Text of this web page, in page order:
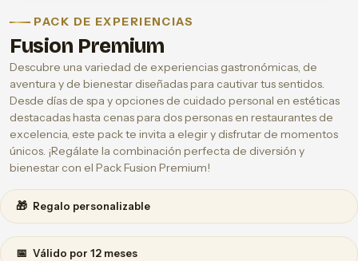
PACK DE EXPERIENCIAS
Fusion Premium
Descubre una variedad de experiencias gastronómicas, de
aventura y de bienestar diseñadas para cautivar tus sentidos.
Desde días de spa y opciones de cuidado personal en estéticas
destacadas hasta cenas para dos personas en restaurantes de
excelencia, este pack te invita a elegir y disfrutar de momentos
únicos. ¡Regálate la combinación perfecta de diversión y
bienestar con el Pack Fusion Premium!
🎁 Regalo personalizable
📅 Válido por 12 meses